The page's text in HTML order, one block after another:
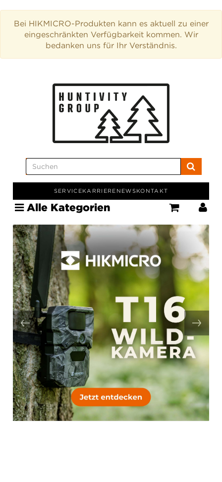
Bei HIKMICRO-Produkten kann es aktuell zu einer
eingeschränkten Verfügbarkeit kommen. Wir
bedanken uns für Ihr Verständnis.
SERVICEKARRIERE NEWSKONTAKT
Alle Kategorien